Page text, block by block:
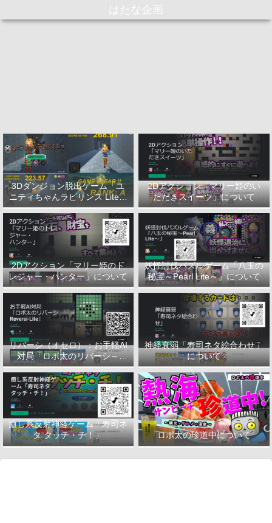
はたな企画
3Dダンジョン脱出ゲーム「ユ
ニティちゃんラビリンス Lite」
について
2Dアクション「マリー姫のい
ただきスイーツ」について
2Dアクション「マリー姫のト
レジャー・ハンター」について
妖怪討伐パズルゲーム「八玉の
秘宝～Pearl Lite～」について
リバーシ（オセロ）：お手軽AI
対局「ロボ太のリバーシ～
Reversi-Lite～」について
神経衰弱「寿司ネタ絵合わせ」
について
癒し系反射神経ゲーム「寿司ネ
タ タッチ・チ！」
ロボ太の珍道中について